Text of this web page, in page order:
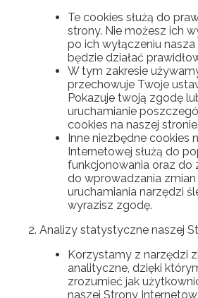
Te cookies służą do
strony. Nie możesz ich
po ich wyłączeniu
będzie działać
W tym zakresie
przechowuje Twoje
Pokazuje twoją zgodę
uruchamianie
cookies na naszej stronie.
Inne niezbędne cookies
Internetowej służą do
funkcjonowania oraz do
do wprowadzania
uruchamiania narzędzi
wyrazisz zgodę.
Analizy statystyczne naszej
Korzystamy z narzędzi
analityczne, dzięki
zrozumieć jak
naszej Strony